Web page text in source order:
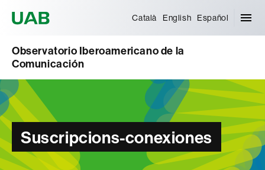
Català English Español
Observatorio Iberoamericano de la
Comunicación
Suscripcions-conexiones